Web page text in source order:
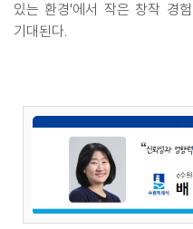
있는 환경'에서 작은 창작 경
기대된다.